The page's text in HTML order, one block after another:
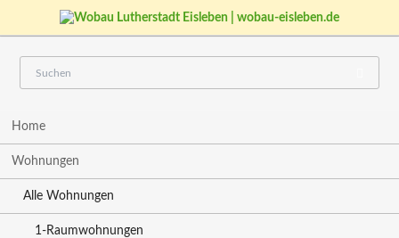
Home
Wohnungen
Alle Wohnungen
1-Raumwohnungen